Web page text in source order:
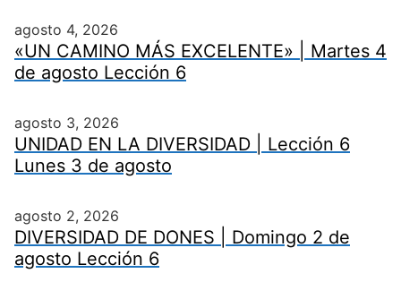
agosto 4, 2026
«UN CAMINO MÁS EXCELENTE» | Martes 4
de agosto Lección 6
agosto 3, 2026
UNIDAD EN LA DIVERSIDAD | Lección 6
Lunes 3 de agosto
agosto 2, 2026
DIVERSIDAD DE DONES | Domingo 2 de
agosto Lección 6